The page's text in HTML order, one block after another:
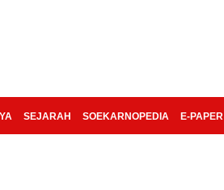
SEJARAH SOEKARNOPEDIA E-PAPER